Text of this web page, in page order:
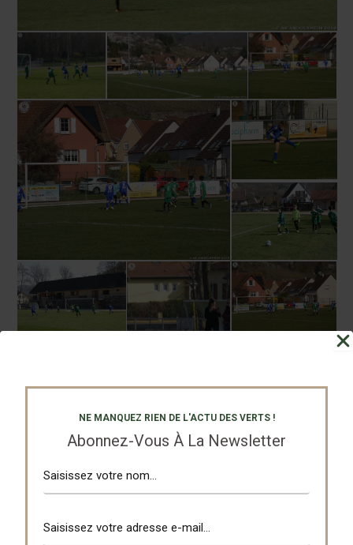
NE MANQUEZ RIEN DE L'ACTU DES VERTS !
Abonnez-Vous À La Newsletter